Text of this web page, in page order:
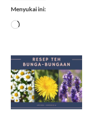
Menyukai ini:
Memuat...